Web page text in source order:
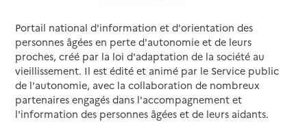
Portail national d'information et d'orientation des
personnes âgées en perte d'autonomie et de leurs
proches, créé par la loi d'adaptation de la société au
vieillissement. Il est édité et animé par le Service public
de l'autonomie, avec la collaboration de nombreux
partenaires engagés dans l'accompagnement et
l'information des personnes âgées et de leurs aidants.